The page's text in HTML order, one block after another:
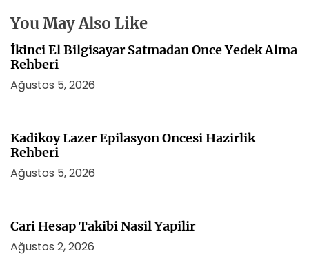
s
i
You May Also Like
İkinci El Bilgisayar Satmadan Once Yedek Alma
Rehberi
Ağustos 5, 2026
Kadikoy Lazer Epilasyon Oncesi Hazirlik
Rehberi
Ağustos 5, 2026
Cari Hesap Takibi Nasil Yapilir
Ağustos 2, 2026